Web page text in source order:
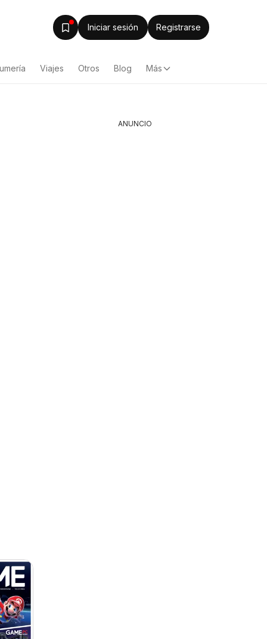
Iniciar sesión Registrarse
Viajes Otros Blog Más
ANUNCIO